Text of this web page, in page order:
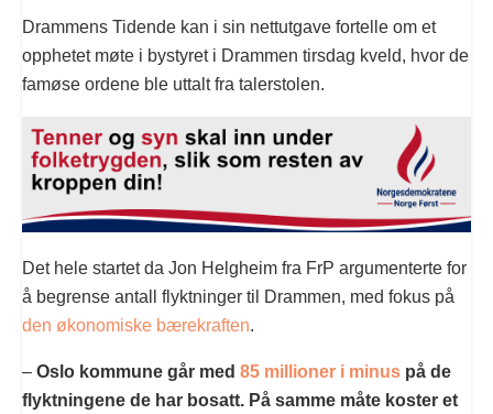
Drammens Tidende kan i sin nettutgave fortelle om et
opphetet møte i bystyret i Drammen tirsdag kveld, hvor de
famøse ordene ble uttalt fra talerstolen.
Det hele startet da Jon Helgheim fra FrP argumenterte for
å begrense antall flyktninger til Drammen, med fokus på
den økonomiske bærekraften.
– Oslo kommune går med 85 millioner i minus på de
flyktningene de har bosatt. På samme måte koster et